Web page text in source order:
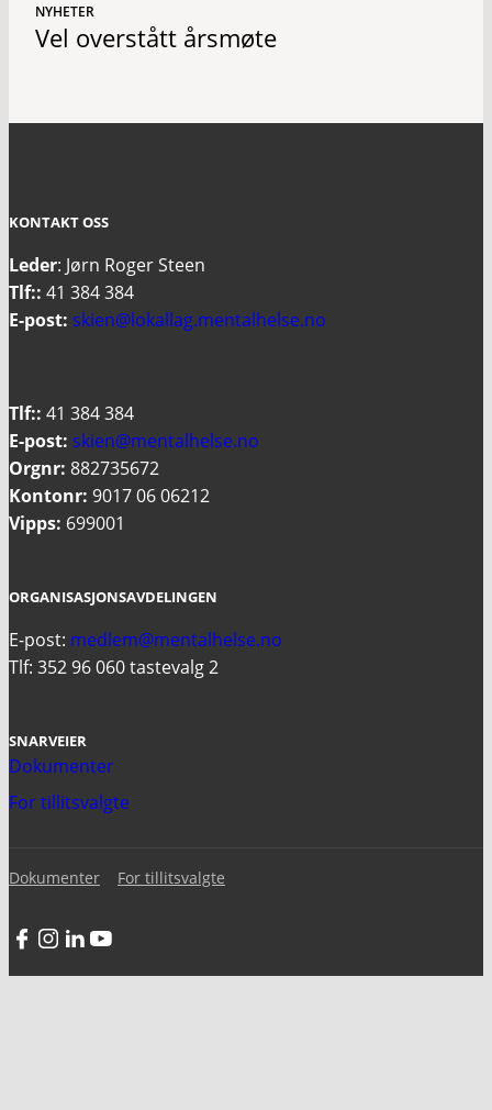
NYHETER
Vel overstått årsmøte
KONTAKT OSS
Leder: Jørn Roger Steen
Tlf:: 41 384 384
E-post: skien@lokallag.mentalhelse.no
Tlf:: 41 384 384
E-post: skien@mentalhelse.no
Orgnr: 882735672
Kontonr: 9017 06 06212
Vipps: 699001
ORGANISASJONSAVDELINGEN
E-post: medlem@mentalhelse.no
Tlf: 352 96 060 tastevalg 2
SNARVEIER
Dokumenter
For tillitsvalgte
Dokumenter For tillitsvalgte